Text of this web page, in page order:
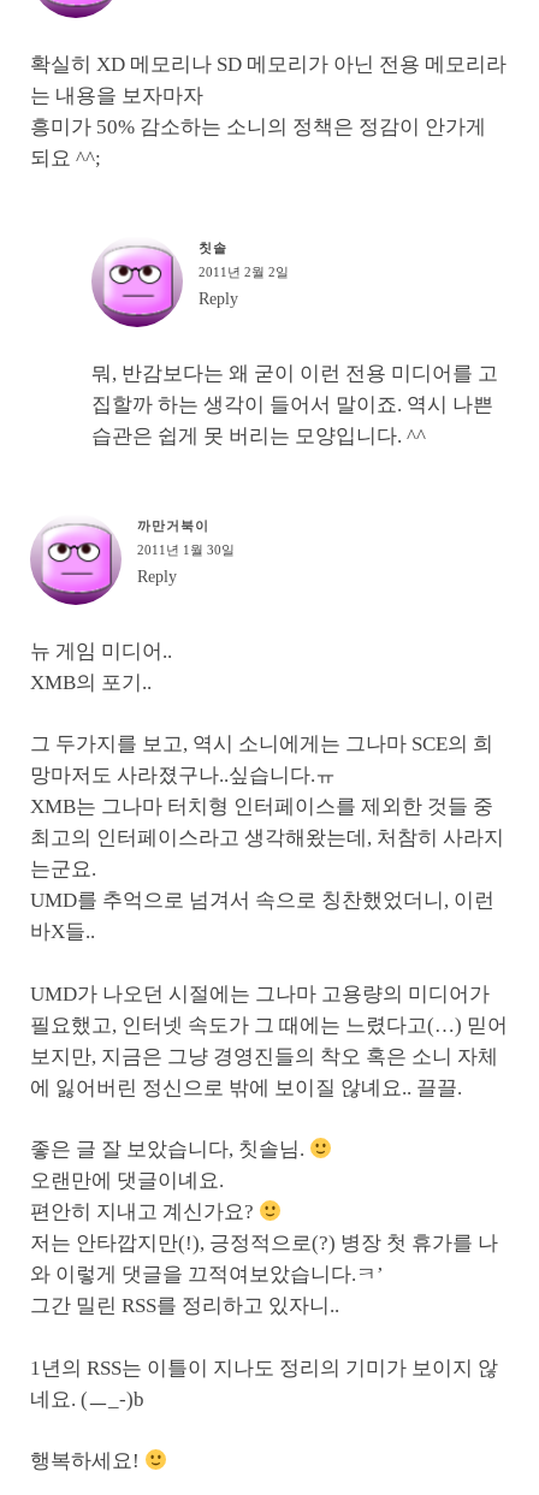
확실히 XD 메모리나 SD 메모리가 아닌 전용 메모리라
는 내용을 보자마자
흥미가 50% 감소하는 소니의 정책은 정감이 안가게
되요 ^^;
칫솔
2011년 2월 2일
Reply
뭐, 반감보다는 왜 굳이 이런 전용 미디어를 고
집할까 하는 생각이 들어서 말이죠. 역시 나쁜
습관은 쉽게 못 버리는 모양입니다. ^^
까만거북이
2011년 1월 30일
Reply
뉴 게임 미디어..
XMB의 포기..
그 두가지를 보고, 역시 소니에게는 그나마 SCE의 희
망마저도 사라졌구나..싶습니다.ㅠ
XMB는 그나마 터치형 인터페이스를 제외한 것들 중
최고의 인터페이스라고 생각해왔는데, 처참히 사라지
는군요.
UMD를 추억으로 넘겨서 속으로 칭찬했었더니, 이런
바X들..
UMD가 나오던 시절에는 그나마 고용량의 미디어가
필요했고, 인터넷 속도가 그 때에는 느렸다고(…) 믿어
보지만, 지금은 그냥 경영진들의 착오 혹은 소니 자체
에 잃어버린 정신으로 밖에 보이질 않녜요.. 끌끌.
좋은 글 잘 보았습니다, 칫솔님.
오랜만에 댓글이녜요.
편안히 지내고 계신가요?
저는 안타깝지만(!), 긍정적으로(?) 병장 첫 휴가를 나
와 이렇게 댓글을 끄적여보았습니다.ㅋ’
그간 밀린 RSS를 정리하고 있자니..
1년의 RSS는 이틀이 지나도 정리의 기미가 보이지 않
네요. (ㅡ_-)b
행복하세요!